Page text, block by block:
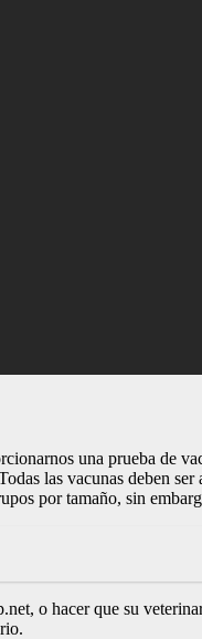
una prueba de
las vacunas deben ser
por tamaño, sin
, o hacer que su